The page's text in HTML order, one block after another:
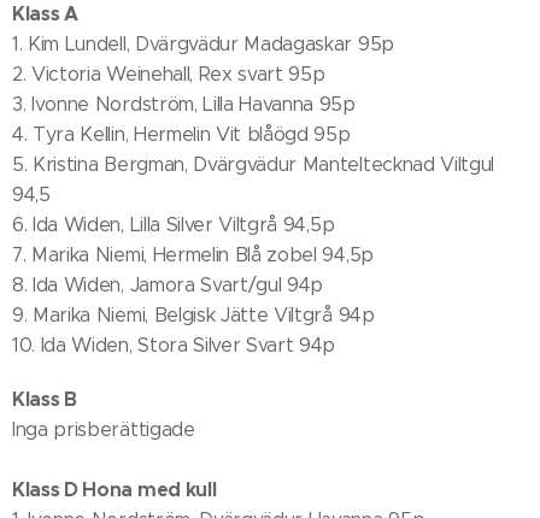
Klass A
1. Kim Lundell, Dvärgvädur Madagaskar 95p
2. Victoria Weinehall, Rex svart 95p
3. Ivonne Nordström, Lilla Havanna 95p
4. Tyra Kellin, Hermelin Vit blåögd 95p
5. Kristina Bergman, Dvärgvädur Manteltecknad Viltgul
94,5
6. Ida Widen, Lilla Silver Viltgrå 94,5p
7. Marika Niemi, Hermelin Blå zobel 94,5p
8. Ida Widen, Jamora Svart/gul 94p
9. Marika Niemi, Belgisk Jätte Viltgrå 94p
10. Ida Widen, Stora Silver Svart 94p
Klass B
Inga prisberättigade
Klass D Hona med kull